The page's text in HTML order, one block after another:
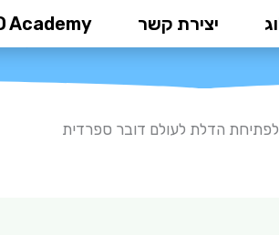
יצירת קשר Academyלפתיחת הדלת
הדלת לעולם דובר ספרדית